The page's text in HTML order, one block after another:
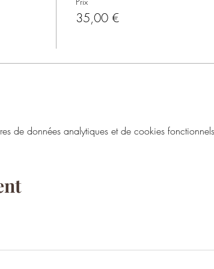
35,00 €
de données analytiques et de cookies